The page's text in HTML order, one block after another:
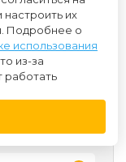
их
Подробнее о
использования
из-за
работать